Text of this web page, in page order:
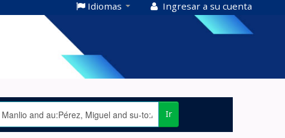
Idiomas Ingresar a su cuenta
Ir